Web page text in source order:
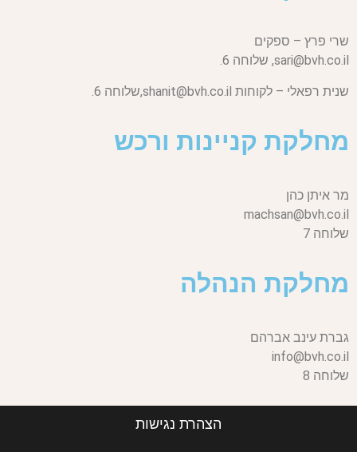
שרי פרץ – ספקים
sari@bvh.co.il, שלוחה 6.
שנית רפאלי – לקוחות shanit@bvh.co.il, שלוחה 6.
מחלקת קניינות ורכש
מר איתן כהן
machsan@bvh.co.il
שלוחה 7
מחלקת הנהלה
גברת עינב אברהם
info@bvh.co.il
שלוחה 8
הצהרת נגישות